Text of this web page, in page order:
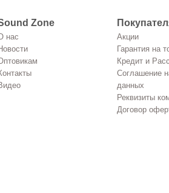
Zone
нас
Акции
Гарантия на
Кредит и
Соглашение
данных
Реквизиты
Договор